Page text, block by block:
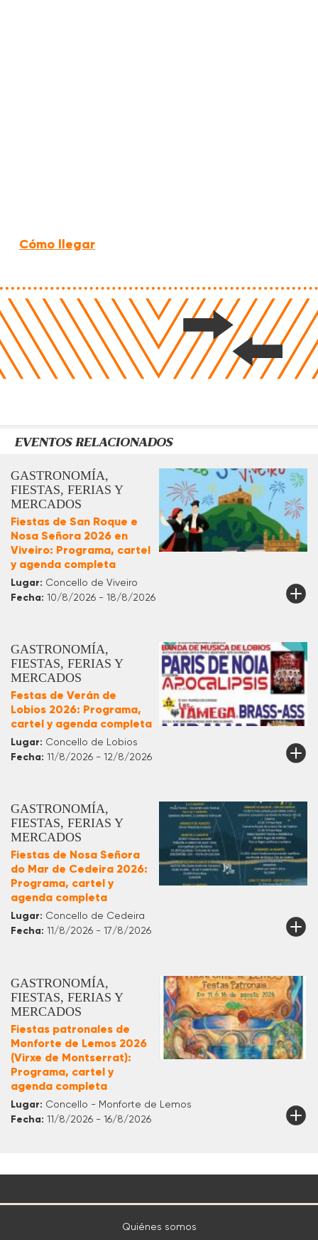
Cómo llegar
EVENTOS RELACIONADOS
GASTRONOMÍA,
FIESTAS, FERIAS Y
MERCADOS
Fiestas de San Roque e
Nosa Señora 2026 en
Viveiro: Programa, cartel
y agenda completa
Lugar: Concello de Viveiro
Fecha: 10/8/2026 - 18/8/2026
GASTRONOMÍA,
FIESTAS, FERIAS Y
MERCADOS
Festas de Verán de
Lobios 2026: Programa,
cartel y agenda completa
Lugar: Concello de Lobios
Fecha: 11/8/2026 - 12/8/2026
GASTRONOMÍA,
FIESTAS, FERIAS Y
MERCADOS
Fiestas de Nosa Señora
do Mar de Cedeira 2026:
Programa, cartel y
agenda completa
Lugar: Concello de Cedeira
Fecha: 11/8/2026 - 17/8/2026
GASTRONOMÍA,
FIESTAS, FERIAS Y
MERCADOS
Fiestas patronales de
Monforte de Lemos 2026
(Virxe de Montserrat):
Programa, cartel y
agenda completa
Lugar: Concello - Monforte de Lemos
Fecha: 11/8/2026 - 16/8/2026
Quiénes somos